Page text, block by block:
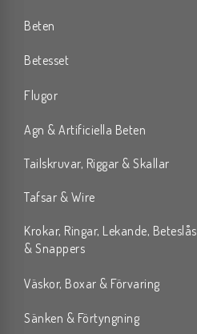
Beten
Betesset
Flugor
Agn & Artificiella Beten
Tailskruvar, Riggar & Skallar
Tafsar & Wire
Krokar, Ringar, Lekande, Beteslås
& Snappers
Väskor, Boxar & Förvaring
Sänken & Förtyngning